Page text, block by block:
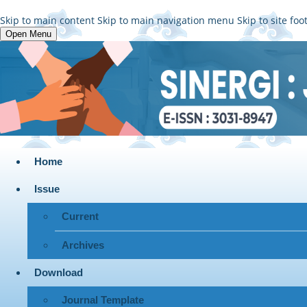
Skip to main content Skip to main navigation menu Skip to site
Open Menu
Home
Issue
Current
Archives
Download
Journal Template